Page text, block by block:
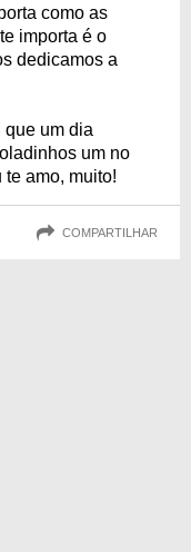
como as
importa é o
dedicamos a
que um dia
um no
amo, muito!
COMPARTILHAR